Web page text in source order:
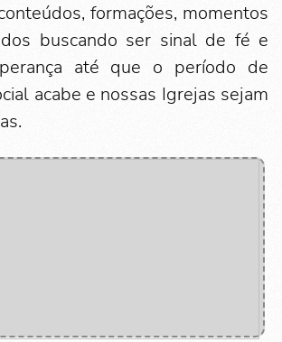
formações, momentos
buscando ser sinal de fé e
até que o período de
acabe e nossas Igrejas sejam